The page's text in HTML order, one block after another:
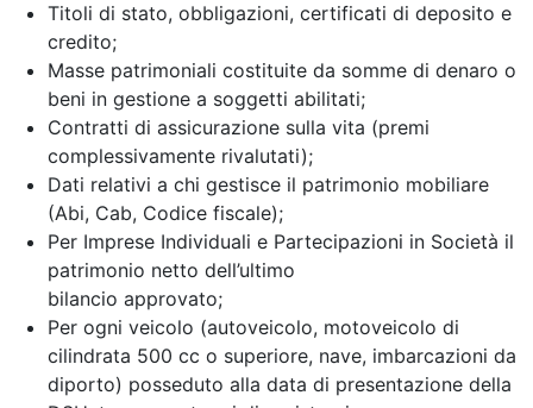
Titoli di stato, obbligazioni, certificati di deposito e
credito;
Masse patrimoniali costituite da somme di denaro o
beni in gestione a soggetti abilitati;
Contratti di assicurazione sulla vita (premi
complessivamente rivalutati);
Dati relativi a chi gestisce il patrimonio mobiliare
(Abi, Cab, Codice fiscale);
Per Imprese Individuali e Partecipazioni in Società il
patrimonio netto dell’ultimo
bilancio approvato;
Per ogni veicolo (autoveicolo, motoveicolo di
cilindrata 500 cc o superiore, nave, imbarcazioni da
diporto) posseduto alla data di presentazione della